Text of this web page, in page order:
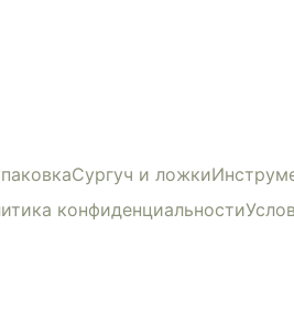
Сургуч и ложки
конфиденциальности